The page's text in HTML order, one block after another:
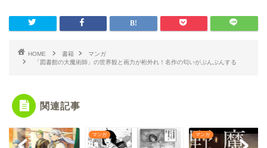
HOME 書籍
マンガ
「図書館の大魔術師」の世界観と画力が桁外れ！名作の匂いがぷんぷんする
関連記事
マンガ マンガ